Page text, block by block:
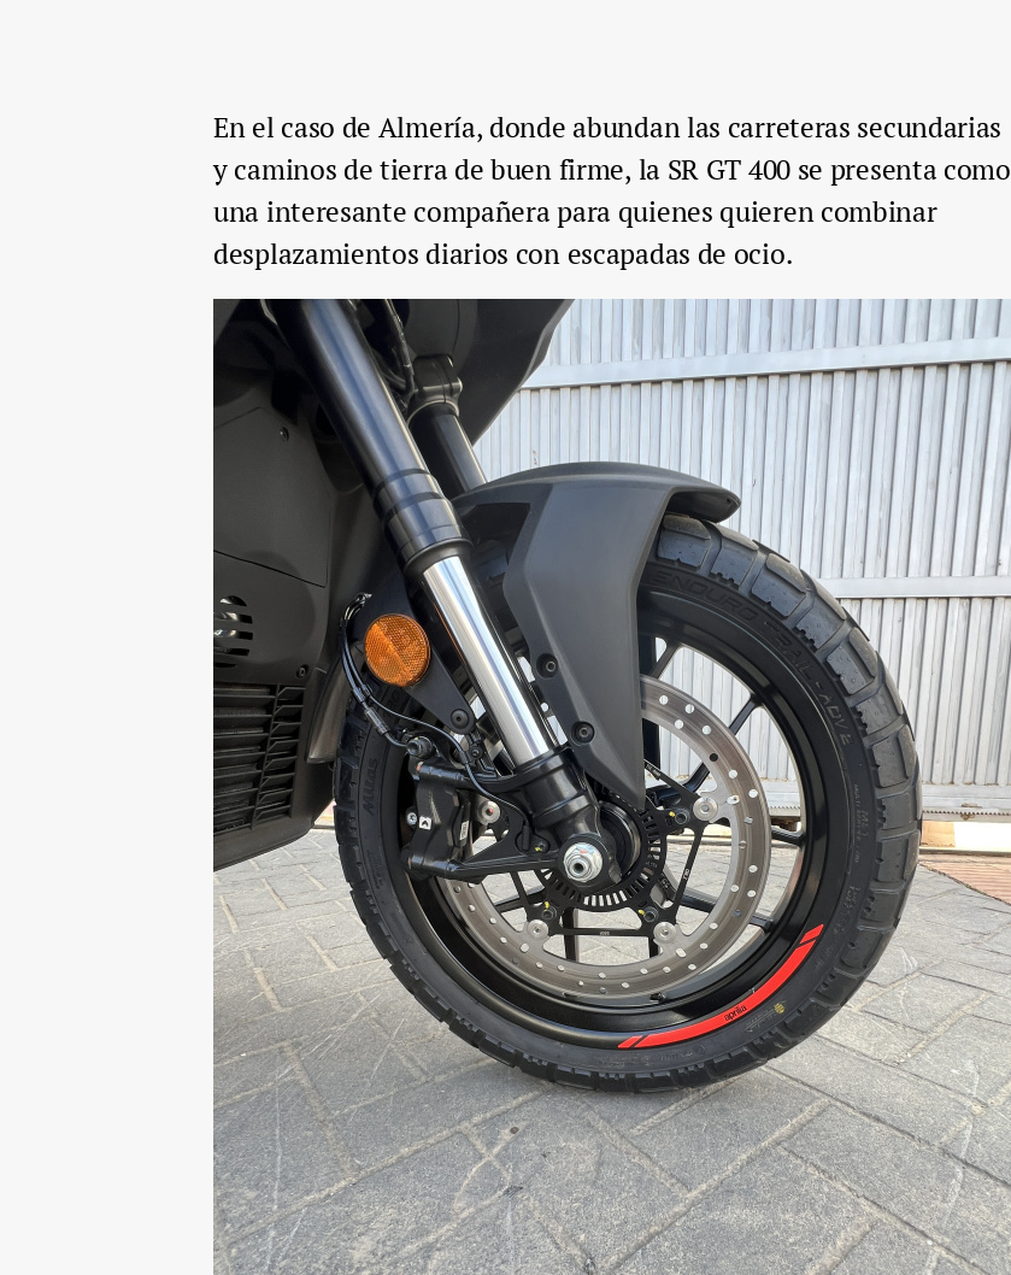
En el caso de Almería, donde abundan las carreteras secundarias
y caminos de tierra de buen firme, la SR GT 400 se presenta como
una interesante compañera para quienes quieren combinar
desplazamientos diarios con escapadas de ocio.